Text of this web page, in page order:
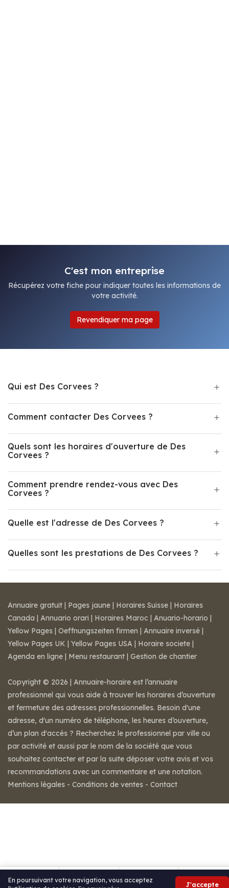
C'est mon entreprise
Récupérez votre fiche pour indiquer toutes les informations de
votre activité.
Revendiquer ma page
Qui est Des Corvees ?
Comment contacter Des Corvees ?
Quels sont les horaires d'ouverture de Des
Corvees ?
Comment prendre rendez-vous avec Des
Corvees ?
Quelle est l'adresse de Des Corvees ?
Quelles sont les prestations de Des Corvees ?
En poursuivant votre navigation, vous acceptez
J'accepte
Annuaire gratuit | Pages jaune | Horaires Suisse | Horaires
Canada | Annuario orari | Horaires Maroc | Anuario-horario |
Yellow Pages | Oeffnungszeiten firmen | Annuaire inversé |
Yellow Pages UK | Yellow Pages USA | Horaire societe |
Agenda en ligne | Menu restaurant | Gestion de chantier
Copyright © 2026 | Annuaire-horaire est l’annuaire
professionnel qui vous aide à trouver les horaires d’ouverture
et fermeture des adresses professionnelles. Besoin d'une
adresse, d'un numéro de téléphone, les heures d’ouverture,
d’un plan d'accès ? Recherchez le professionnel par ville ou
par activité et aussi par le nom de la société que vous
souhaitez contacter et par la suite déposer votre avis et vos
recommandations avec un commentaire et une notation.
Mentions légales - Conditions de ventes - Contact